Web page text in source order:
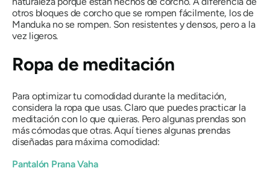
otros bloques de corcho que se rompen fácilmente, los de
Manduka no se rompen. Son resistentes y densos, pero a la
vez ligeros.
Ropa de meditación
Para optimizar tu comodidad durante la meditación,
considera la ropa que usas. Claro que puedes practicar la
meditación con lo que quieras. Pero algunas prendas son
más cómodas que otras. Aquí tienes algunas prendas
diseñadas para máxima comodidad:
Pantalón Prana Vaha